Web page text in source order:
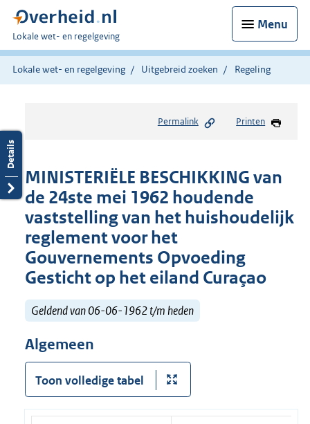
Menu
U
bent
hier:
Lokale wet- en regelgeving
Lokale wet- en regelgeving Uitgebreid zoeken Regeling
Permalink Printen
MINISTERIËLE BESCHIKKING van
de 24ste mei 1962 houdende
vaststelling van het huishoudelijk
reglement voor het
Gouvernements Opvoeding
Gesticht op het eiland Curaçao
Geldend van 06-06-1962 t/m heden
Algemeen
Toon volledige tabel